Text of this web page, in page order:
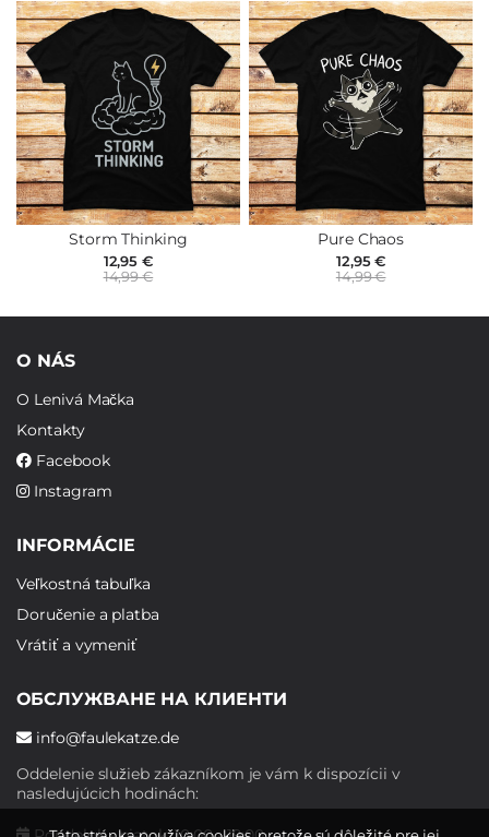
Storm Thinking
12,95 €
14,99 €
Pure Chaos
12,95 €
14,99 €
O NÁS
O Lenivá Mačka
Kontakty
Facebook
Instagram
INFORMÁCIE
Veľkostná tabuľka
Doručenie a platba
Vrátiť a vymeniť
ОБСЛУЖВАНЕ НА КЛИЕНТИ
info@faulekatze.de
Oddelenie služieb zákazníkom je vám k dispozícii v
nasledujúcich hodinách: